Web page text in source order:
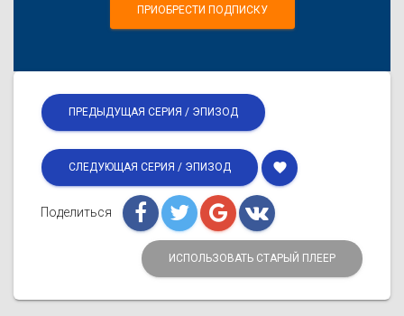
ПРИОБРЕСТИ ПОДПИСКУ
ПРЕДЫДУЩАЯ СЕРИЯ / ЭПИЗОД
СЛЕДУЮЩАЯ СЕРИЯ / ЭПИЗОД favorite
Поделиться
ИСПОЛЬЗОВАТЬ СТАРЫЙ ПЛЕЕР